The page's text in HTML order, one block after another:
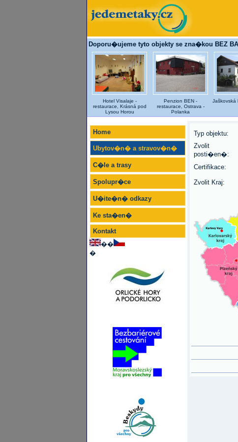
Doporu�ujeme tyto objekty se zna�kou BEZ
Hotel Visalaje -
restaurace, Krásná pod
Lysou Horou
Penzion BEN -
restaurace, Ostrava -
Polanka
Jaškovská
Home
Ubytov�n� a stravov�n�
C�le a trasy
Spolupr�ce
U�ite�n� odkazy
Ke sta�en�
Kontakt
��
�
Typ objektu:
Zvolit
posti�en�:
Certifikace:
Zvolit Kraj: